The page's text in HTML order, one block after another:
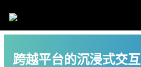
跨越平台的沉浸式交